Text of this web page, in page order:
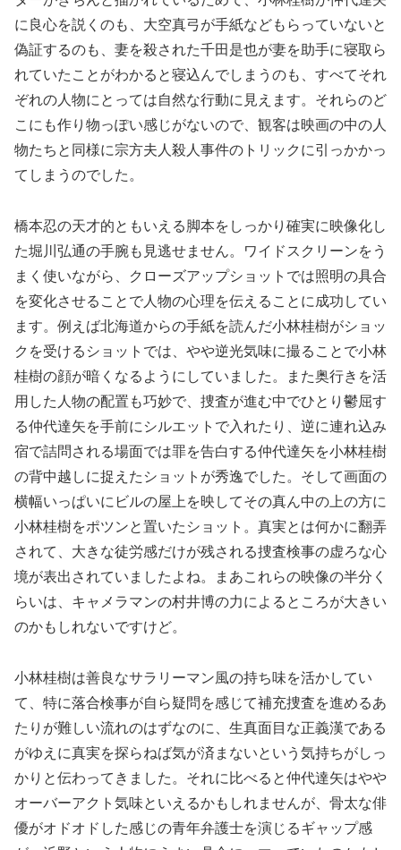
に良心を説くのも、大空真弓が手紙などもらっていないと
偽証するのも、妻を殺された千田是也が妻を助手に寝取ら
れていたことがわかると寝込んでしまうのも、すべてそれ
ぞれの人物にとっては自然な行動に見えます。それらのど
こにも作り物っぽい感じがないので、観客は映画の中の人
物たちと同様に宗方夫人殺人事件のトリックに引っかかっ
てしまうのでした。
橋本忍の天才的ともいえる脚本をしっかり確実に映像化し
た堀川弘通の手腕も見逃せません。ワイドスクリーンをう
まく使いながら、クローズアップショットでは照明の具合
を変化させることで人物の心理を伝えることに成功してい
ます。例えば北海道からの手紙を読んだ小林桂樹がショッ
クを受けるショットでは、やや逆光気味に撮ることで小林
桂樹の顔が暗くなるようにしていました。また奥行きを活
用した人物の配置も巧妙で、捜査が進む中でひとり鬱屈す
る仲代達矢を手前にシルエットで入れたり、逆に連れ込み
宿で詰問される場面では罪を告白する仲代達矢を小林桂樹
の背中越しに捉えたショットが秀逸でした。そして画面の
横幅いっぱいにビルの屋上を映してその真ん中の上の方に
小林桂樹をポツンと置いたショット。真実とは何かに翻弄
されて、大きな徒労感だけが残される捜査検事の虚ろな心
境が表出されていましたよね。まあこれらの映像の半分く
らいは、キャメラマンの村井博の力によるところが大きい
のかもしれないですけど。
小林桂樹は善良なサラリーマン風の持ち味を活かしてい
て、特に落合検事が自ら疑問を感じて補充捜査を進めるあ
たりが難しい流れのはずなのに、生真面目な正義漢である
がゆえに真実を探らねば気が済まないという気持ちがしっ
かりと伝わってきました。それに比べると仲代達矢はやや
オーバーアクト気味といえるかもしれませんが、骨太な俳
優がオドオドした感じの青年弁護士を演じるギャップ感